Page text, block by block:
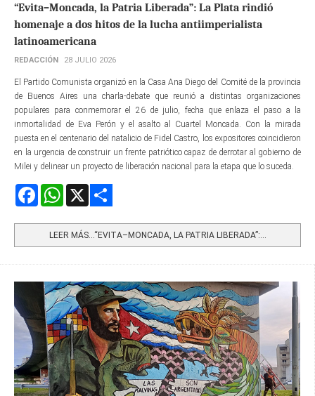
“Evita–Moncada, la Patria Liberada”: La Plata rindió
homenaje a dos hitos de la lucha antiimperialista
latinoamericana
REDACCIÓN 28 JULIO 2026
El Partido Comunista organizó en la Casa Ana Diego del Comité de la provincia
de Buenos Aires una charla-debate que reunió a distintas organizaciones
populares para conmemorar el 26 de julio, fecha que enlaza el paso a la
inmortalidad de Eva Perón y el asalto al Cuartel Moncada. Con la mirada
puesta en el centenario del natalicio de Fidel Castro, los expositores coincidieron
en la urgencia de construir un frente patriótico capaz de derrotar al gobierno de
Milei y delinear un proyecto de liberación nacional para la etapa que lo suceda.
FacebookWhatsApp
LEER MÁS…“EVITA–MONCADA, LA PATRIA LIBERADA”:...